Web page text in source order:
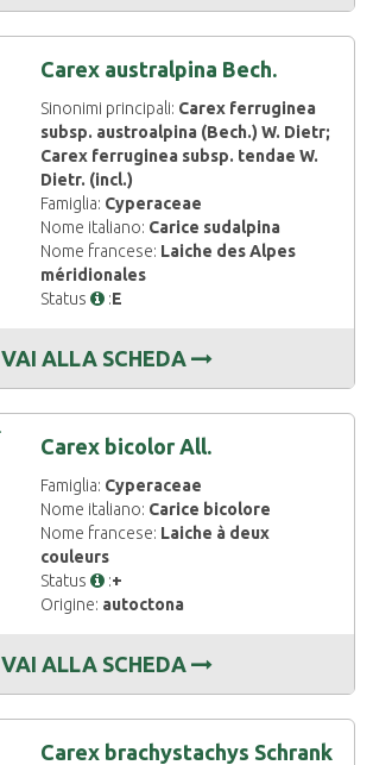
Carex australpina Bech.
Sinonimi principali: Carex ferruginea
subsp. austroalpina (Bech.) W. Dietr;
Carex ferruginea subsp. tendae W.
Dietr. (incl.)
Famiglia: Cyperaceae
Nome italiano: Carice sudalpina
Nome francese: Laiche des Alpes
méridionales
Status
:E
VAI ALLA SCHEDA
Carex bicolor All.
Famiglia: Cyperaceae
Nome italiano: Carice bicolore
Nome francese: Laiche à deux
couleurs
Status
:+
Origine: autoctona
VAI ALLA SCHEDA
Carex brachystachys Schrank